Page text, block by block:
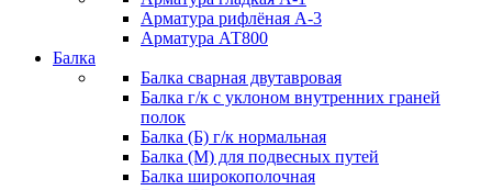
Арматура рифлёная А-3
Арматура АТ800
Балка
Балка сварная двутавровая
Балка г/к с уклоном внутренних граней
полок
Балка (Б) г/к нормальная
Балка (М) для подвесных путей
Балка широкополочная